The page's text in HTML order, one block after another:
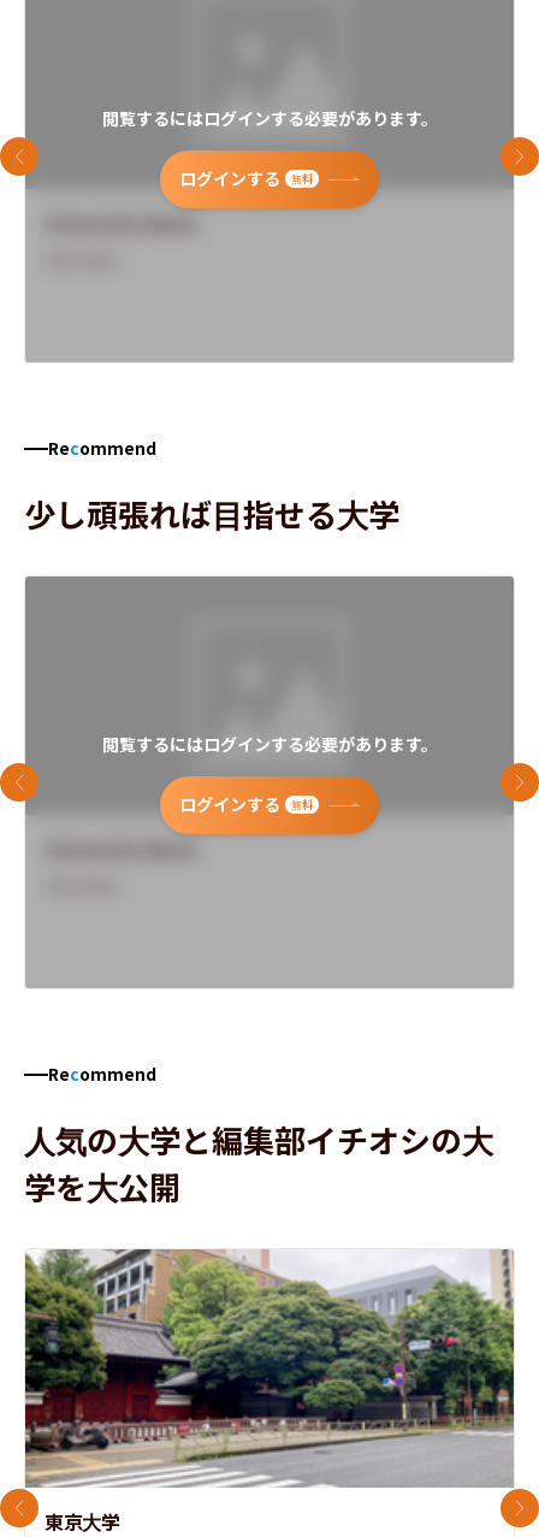
閲覧するにはログインする必要があります。
ログインする 無料
前のスライド 次
Recommend
少し頑張れば目指せる大学
閲覧するにはログインする必要があります。
ログインする 無料
前のスライド 次
Recommend
人気の大学と編集部イチオシの大
学を大公開
東京大学
前のスライド 次